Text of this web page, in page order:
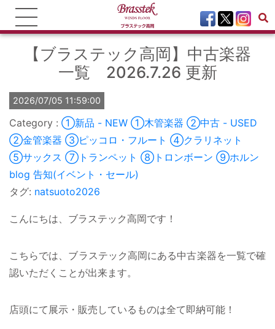
【ブラステック高岡】中古楽器
一覧 2026.7.26 更新
2026/07/05 11:59:00
①新品 - NEW ①木管楽器 ②中古 - USED
②金管楽器 ③ピッコロ・フルート ④クラリネット
⑤サックス ⑦トランペット ⑧トロンボーン ⑨ホルン
blog 告知(イベント・セール)
タグ: natsuoto2026
こんにちは、ブラステック高岡です！
こちらでは、ブラステック高岡にある中古楽器を一覧で確
認いただくことが出来ます。
店頭にて展示・販売しているものは全て即納可能！